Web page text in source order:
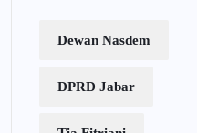
Dewan Nasdem
DPRD Jabar